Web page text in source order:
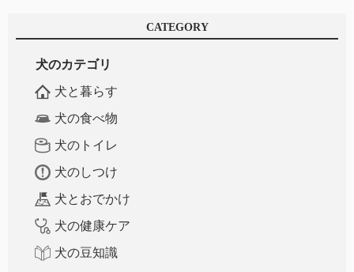
CATEGORY
犬のカテゴリ
犬と暮らす
犬の食べ物
犬のトイレ
犬のしつけ
犬とおでかけ
犬の健康ケア
犬の豆知識